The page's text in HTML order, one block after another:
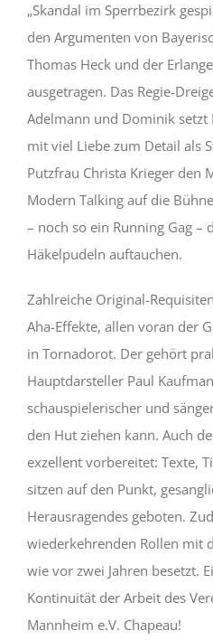
„Skandal im Sperrbezirk
den Argumenten von
Thomas Heck und der
ausgetragen. Das Regie-
Adelmann und Dominik
mit viel Liebe zum Detail als
Putzfrau Christa Krieger den
Modern Talking auf die
– noch so ein Running Gag –
Häkelpudeln auftauchen.
Zahlreiche Original-
Aha-Effekte, allen voran der
in Tornadorot. Der gehört
Hauptdarsteller Paul
schauspielerischer und
den Hut ziehen kann. Auch
exzellent vorbereitet: Texte,
sitzen auf den Punkt,
Herausragendes geboten.
wiederkehrenden Rollen mit
wie vor zwei Jahren besetzt.
Kontinuität der Arbeit des
Mannheim e.V. Chapeau!